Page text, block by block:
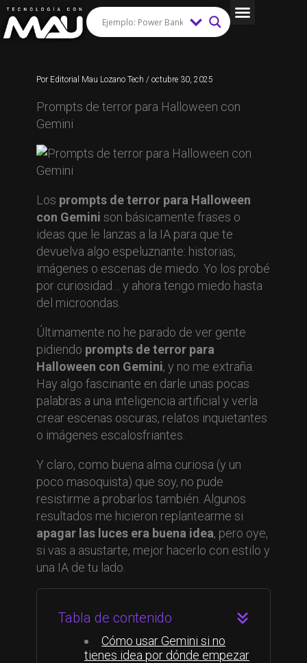
Ir
al
contenido
Por Editorial Mau Lozano Tech / octubre 30, 2025
Prompts de terror para Halloween con
Gemini
Los prompts de terror para Halloween
con Gemini son básicamente frases o
ideas que le lanzas a la IA para que te
devuelva algo espeluznante: historias,
imágenes o escenas de miedo. Yo los probé
por curiosidad… y ahora tengo miedo hasta
del microondas.
Últimamente no he parado de ver gente
pidiendo prompts de terror para
Halloween con Gemini, y no me extraña.
Hay algo fascinante en darle unas pocas
palabras a una inteligencia artificial y verla
crear escenas oscuras, relatos inquietantes
o imágenes escalosfriantes.
Y claro, como buena alma curiosa (y un
poco masoquista) que soy, no pude
resistirme a probarlos también. Algunos
resultados me hicieron replantearme si
apagar las luces era buena idea, pero oye,
si vas a asustarte, mejor hacerlo con estilo y
una IA de tu lado.
Tabla de contenido
Cómo usar Gemini si no
tienes idea por dónde empezar